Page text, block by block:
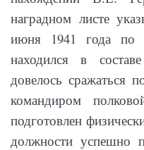
наградном листе
июня 1941 года по
находился в
довелось сражаться
командиром
подготовлен
должности успешно